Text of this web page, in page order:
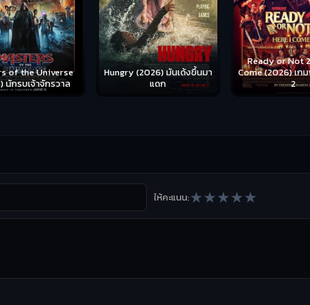
Hungry (2026) มันเด้งขึ้นมา
Ready or Not 2: Here I
Come (2026) เกมพร้อมตาย
ให้คะแนน:★★★★★